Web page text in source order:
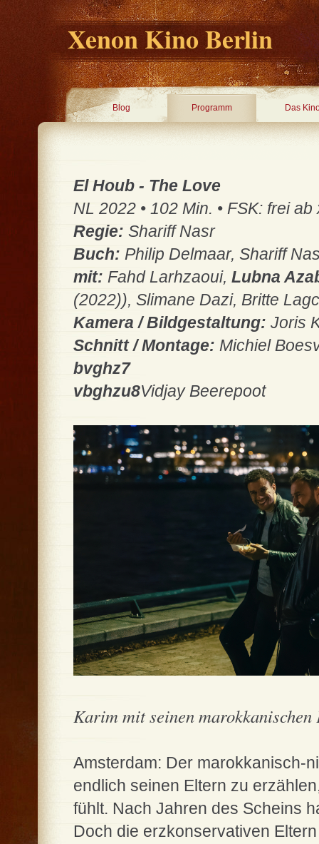
Xenon Kino Berlin
Blog Programm Das
El Houb - The Love
NL 2022 • 102 Min. • FSK: frei
Regie: Shariff Nasr
Buch: Philip Delmaar, Shariff
mit: Fahd Larhzaoui, Lubna
(2022)), Slimane Dazi, Britte
Kamera / Bildgestaltung: Joris
Schnitt / Montage: Michiel
bvghz7
vbghzu8Vidjay Beerepoot
Karim mit seinen
Amsterdam: Der marokkanisch-
endlich seinen Eltern zu
fühlt. Nach Jahren des Scheins
Doch die erzkonservativen